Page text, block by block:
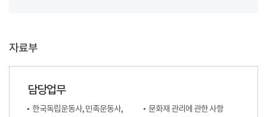
자료부
담당업무
한국독립운동사, 민족운동사,
문화재 관리에 관한 사항